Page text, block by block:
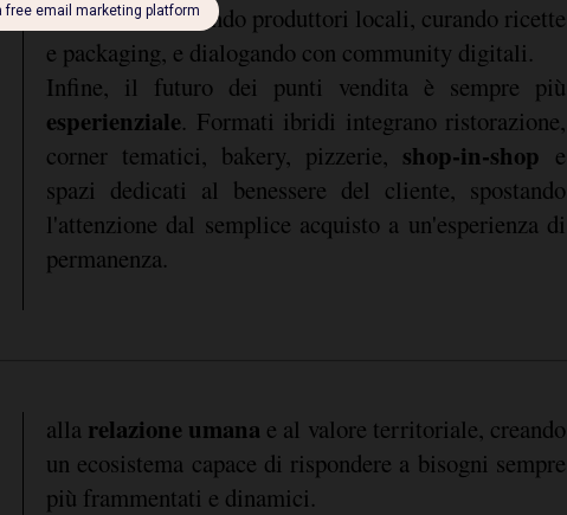
fatturato, sostenendo produttori locali, curando ricette
e packaging, e dialogando con community digitali.
Infine, il futuro dei punti vendita è sempre più
esperienziale. Formati ibridi integrano ristorazione,
corner tematici, bakery, pizzerie, shop-in-shop e
spazi dedicati al benessere del cliente, spostando
l'attenzione dal semplice acquisto a un'esperienza di
permanenza.
alla relazione umana e al valore territoriale, creando
un ecosistema capace di rispondere a bisogni sempre
più frammentati e dinamici.